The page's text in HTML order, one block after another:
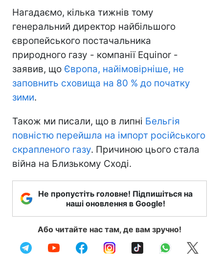
Нагадаємо, кілька тижнів тому
генеральний директор найбільшого
європейського постачальника
природного газу - компанії Equinor -
заявив, що Європа, найімовірніше, не
заповнить сховища на 80 % до початку
зими.
Також ми писали, що в липні Бельгія
повністю перейшла на імпорт російського
скрапленого газу. Причиною цього стала
війна на Близькому Сході.
Не пропустіть головне! Підпишіться на
наші оновлення в Google!
Або читайте нас там, де вам зручно!